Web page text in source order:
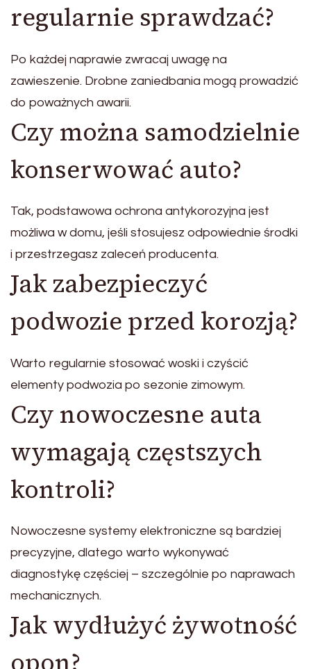
regularnie sprawdzać?
Po każdej naprawie zwracaj uwagę na
zawieszenie. Drobne zaniedbania mogą prowadzić
do poważnych awarii.
Czy można samodzielnie
konserwować auto?
Tak, podstawowa ochrona antykorozyjna jest
możliwa w domu, jeśli stosujesz odpowiednie środki
i przestrzegasz zaleceń producenta.
Jak zabezpieczyć
podwozie przed korozją?
Warto regularnie stosować woski i czyścić
elementy podwozia po sezonie zimowym.
Czy nowoczesne auta
wymagają częstszych
kontroli?
Nowoczesne systemy elektroniczne są bardziej
precyzyjne, dlatego warto wykonywać
diagnostykę częściej – szczególnie po naprawach
mechanicznych.
Jak wydłużyć żywotność